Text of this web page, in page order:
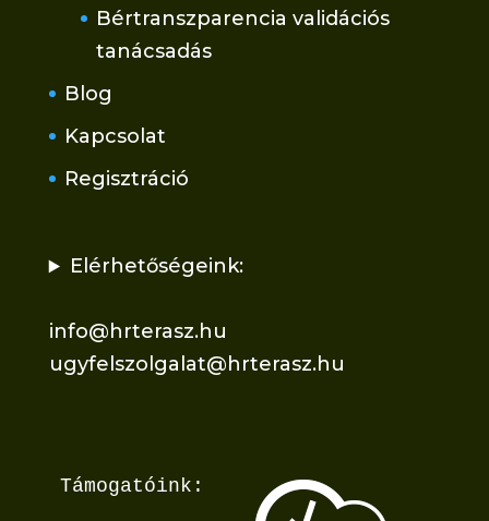
Bértranszparencia validációs
tanácsadás
Blog
Kapcsolat
Regisztráció
Elérhetőségeink:
info@hrterasz.hu
ugyfelszolgalat@hrterasz.hu
Támogatóink: